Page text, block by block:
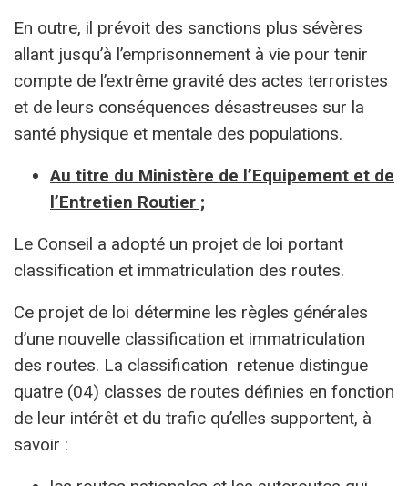
En outre, il prévoit des sanctions plus sévères
allant jusqu’à l’emprisonnement à vie pour tenir
compte de l’extrême gravité des actes terroristes
et de leurs conséquences désastreuses sur la
santé physique et mentale des populations.
Au titre du Ministère de l’Equipement et de
l’Entretien Routier ;
Le Conseil a adopté un projet de loi portant
classification et immatriculation des routes.
Ce projet de loi détermine les règles générales
d’une nouvelle classification et immatriculation
des routes. La classification retenue distingue
quatre (04) classes de routes définies en fonction
de leur intérêt et du trafic qu’elles supportent, à
savoir :